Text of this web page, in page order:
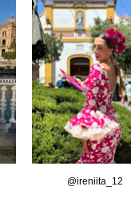
@ireniita_12